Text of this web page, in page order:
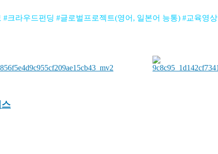
#크라우드펀딩 #글로벌프로젝트(영어, 일본어 능통) #교육영상